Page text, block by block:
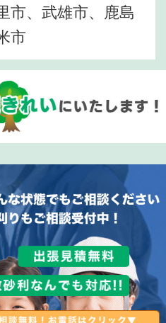
市、武雄市、鹿島
市